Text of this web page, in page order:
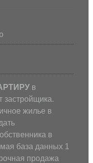
в
застройщика.
жилье в
в
база данных 1
продажа